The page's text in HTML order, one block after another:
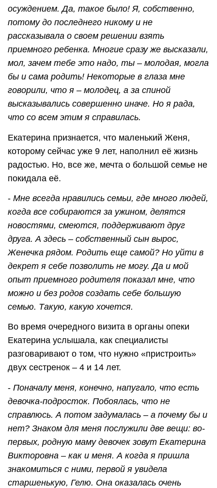
осуждением. Да, такое было! Я, собственно,
потому до последнего никому и не
рассказывала о своем решении взять
приемного ребенка. Многие сразу же высказали,
мол, зачем тебе это надо, ты – молодая, могла
бы и сама родить! Некоторые в глаза мне
говорили, что я – молодец, а за спиной
высказывались совершенно иначе. Но я рада,
что со всем этим я справилась.
Екатерина признается, что маленький Женя,
которому сейчас уже 9 лет, наполнил её жизнь
радостью. Но, все же, мечта о большой семье не
покидала её.
- Мне всегда нравились семьи, где много людей,
когда все собираются за ужином, делятся
новостями, смеются, поддерживают друг
друга. А здесь – собственный сын вырос,
Женечка рядом. Родить еще самой? Но уйти в
декрет я себе позволить не могу. Да и мой
опыт приемного родителя показал мне, что
можно и без родов создать себе большую
семью. Такую, какую хочется.
Во время очередного визита в органы опеки
Екатерина услышала, как специалисты
разговаривают о том, что нужно «пристроить»
двух сестренок – 4 и 14 лет.
- Поначалу меня, конечно, напугало, что есть
девочка-подросток. Побоялась, что не
справлюсь. А потом задумалась – а почему бы и
нет? Знаком для меня послужили две вещи: во-
первых, родную маму девочек зовут Екатерина
Викторовна – как и меня. А когда я пришла
знакомиться с ними, первой я увидела
старшенькую, Гелю. Она оказалась очень